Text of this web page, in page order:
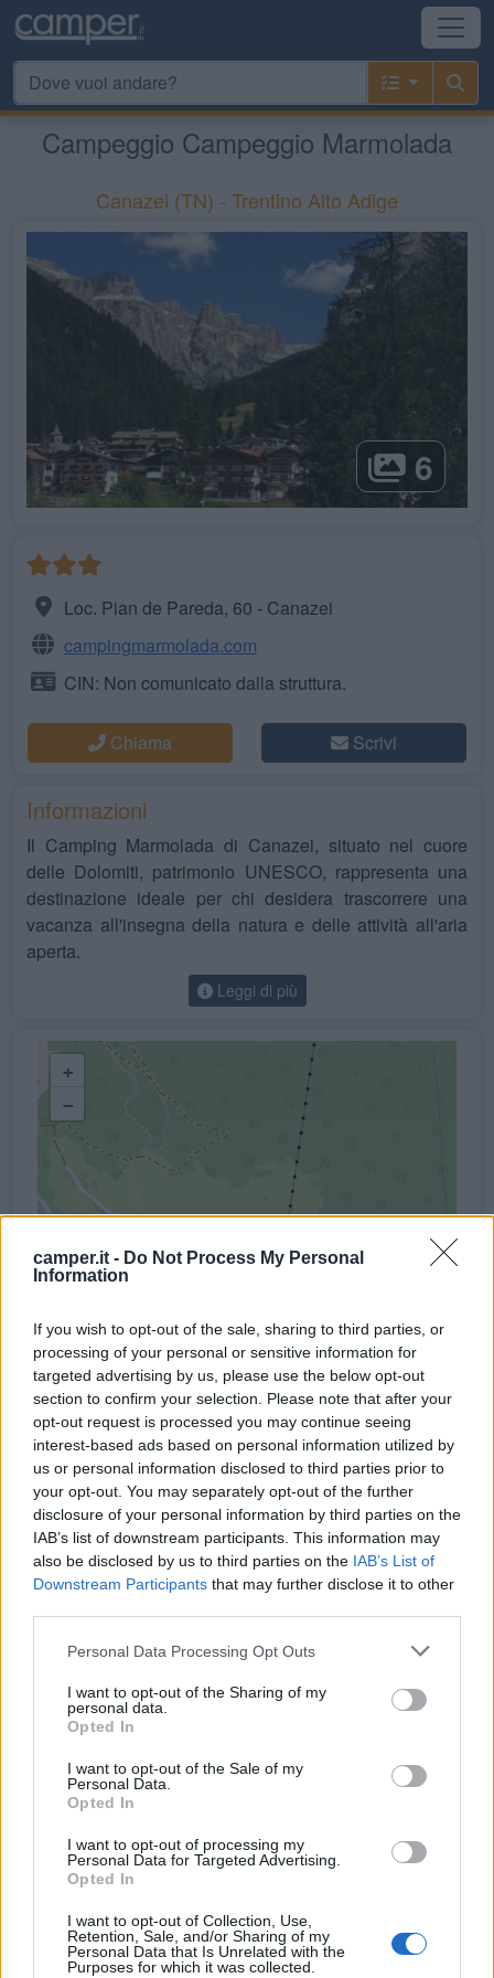
camper.it - Do Not Process My Personal
Information
If you wish to opt-out of the sale, sharing to third parties, or
processing of your personal or sensitive information for
targeted advertising by us, please use the below opt-out
section to confirm your selection. Please note that after your
opt-out request is processed you may continue seeing
interest-based ads based on personal information utilized by
us or personal information disclosed to third parties prior to
your opt-out. You may separately opt-out of the further
disclosure of your personal information by third parties on the
IAB’s list of downstream participants. This information may
also be disclosed by us to third parties on the IAB’s List of
Downstream Participants that may further disclose it to other
Personal Data Processing Opt Outs
I want to opt-out of the Sharing of my
personal data.
Opted In
I want to opt-out of the Sale of my
Personal Data.
Opted In
I want to opt-out of processing my
Personal Data for Targeted Advertising.
Opted In
I want to opt-out of Collection, Use,
Retention, Sale, and/or Sharing of my
Personal Data that Is Unrelated with the
Purposes for which it was collected.
Campeggio Campeggio Marmolada
Canazei (TN) - Trentino Alto Adige
6
Loc. Pian de Pareda, 60 - Canazei
campingmarmolada.com
CIN: Non comunicato dalla struttura.
Chiama Scrivi
Informazioni
Il Camping Marmolada di Canazei, situato nel cuore
delle Dolomiti, patrimonio UNESCO, rappresenta una
destinazione ideale per chi desidera trascorrere una
vacanza all'insegna della natura e delle attività all'aria
aperta.
Leggi di più
+
−
Servizi
Carico acqua
Servizi con WC
Docce fredde
Docce calde
Illuminato
Bar
Sbarra o custode
Navetta
Mezzi pubblici